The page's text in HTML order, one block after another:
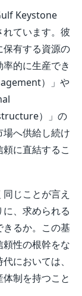
Keystone
ています。彼
保有する資源の
的に生産でき
）」や
）」の
へ供給し続け
に直結するこ
じことが言え
、求められる
るか。この基
性の根幹をな
においては、
制を持つこと